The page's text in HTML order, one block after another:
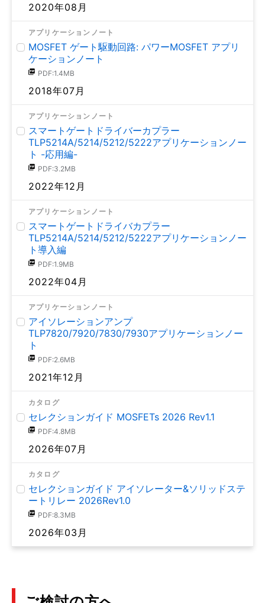
2020年08月
アプリケーションノート
MOSFET ゲート駆動回路: パワーMOSFET アプリ
ケーションノート
PDF:1.4MB
2018年07月
アプリケーションノート
スマートゲートドライバーカプラー
TLP5214A/5214/5212/5222アプリケーションノー
ト -応用編-
PDF:3.2MB
2022年12月
アプリケーションノート
スマートゲートドライバカプラー
TLP5214A/5214/5212/5222アプリケーションノー
ト導入編
PDF:1.9MB
2022年04月
アプリケーションノート
アイソレーションアンプ
TLP7820/7920/7830/7930アプリケーションノー
ト
PDF:2.6MB
2021年12月
カタログ
セレクションガイド MOSFETs 2026 Rev1.1
PDF:4.8MB
2026年07月
カタログ
セレクションガイド アイソレーター&ソリッドステ
ートリレー 2026Rev1.0
PDF:8.3MB
2026年03月